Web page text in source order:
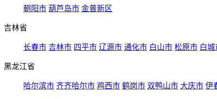
朝阳市 葫芦岛市 金普新区
吉林省
长春市 吉林市 四平市 辽源市 通化市 白山市 松原市 白城
黑龙江省
哈尔滨市 齐齐哈尔市 鸡西市 鹤岗市 双鸭山市 大庆市 伊